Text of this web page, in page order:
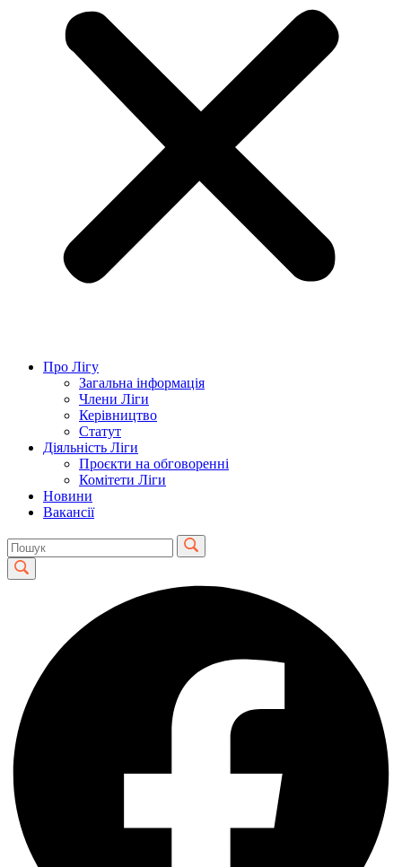
Про Лігу
Загальна інформація
Члени Ліги
Керівництво
Статут
Діяльність Ліги
Проєкти на обговоренні
Комітети Ліги
Новини
Вакансії